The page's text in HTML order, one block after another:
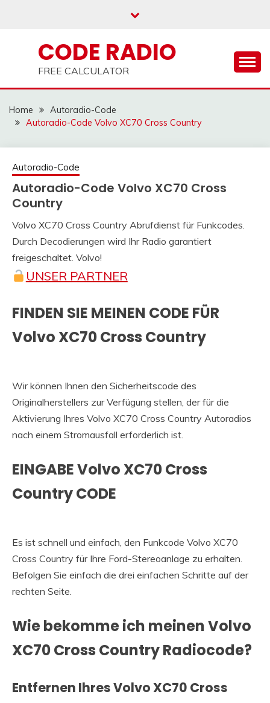
CODE RADIO
FREE CALCULATOR
Home
Autoradio-Code
Autoradio-Code Volvo XC70 Cross Country
Autoradio-Code
Autoradio-Code Volvo XC70 Cross
Country
25
März
2021
adminRadio
Volvo XC70 Cross Country Abrufdienst für Funkcodes.
Durch Decodierungen wird Ihr Radio garantiert
freigeschaltet. Volvo!
UNSER PARTNER
FINDEN SIE MEINEN CODE FÜR
Volvo XC70 Cross Country
Wir können Ihnen den Sicherheitscode des
Originalherstellers zur Verfügung stellen, der für die
Aktivierung Ihres Volvo XC70 Cross Country Autoradios
nach einem Stromausfall erforderlich ist.
EINGABE Volvo XC70 Cross
Country CODE
Es ist schnell und einfach, den Funkcode Volvo XC70
Cross Country für Ihre Ford-Stereoanlage zu erhalten.
Befolgen Sie einfach die drei einfachen Schritte auf der
rechten Seite.
Wie bekomme ich meinen Volvo
XC70 Cross Country Radiocode?
Entfernen Ihres Volvo XC70 Cross